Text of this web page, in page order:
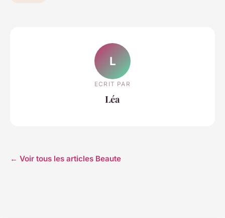
L
ECRIT PAR
Léa
← Voir tous les articles Beaute